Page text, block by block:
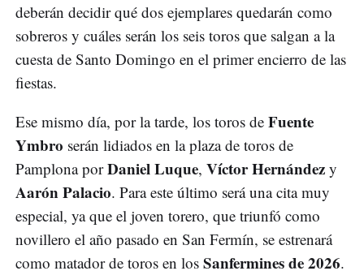
deberán decidir qué dos ejemplares quedarán como
sobreros y cuáles serán los seis toros que salgan a la
cuesta de Santo Domingo en el primer encierro de las
fiestas.
Ese mismo día, por la tarde, los toros de Fuente
Ymbro serán lidiados en la plaza de toros de
Pamplona porDaniel Luque, Víctor Hernández y
Aarón Palacio. Para este último será una cita muy
especial, ya que el joven torero, que triunfó como
novillero el año pasado en San Fermín, se estrenará
como matador de toros en los Sanfermines de 2026.